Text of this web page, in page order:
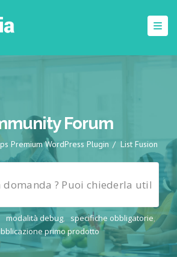
Forum
Premium WordPress Plugin / List Fusion
modalità debug, specifiche obbligatorie,
primo prodotto